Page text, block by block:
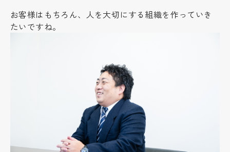
お客様はもちろん、人を大切にする組織を作っていき
たいですね。